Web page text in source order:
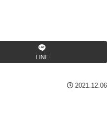
LINE
2021.12.06